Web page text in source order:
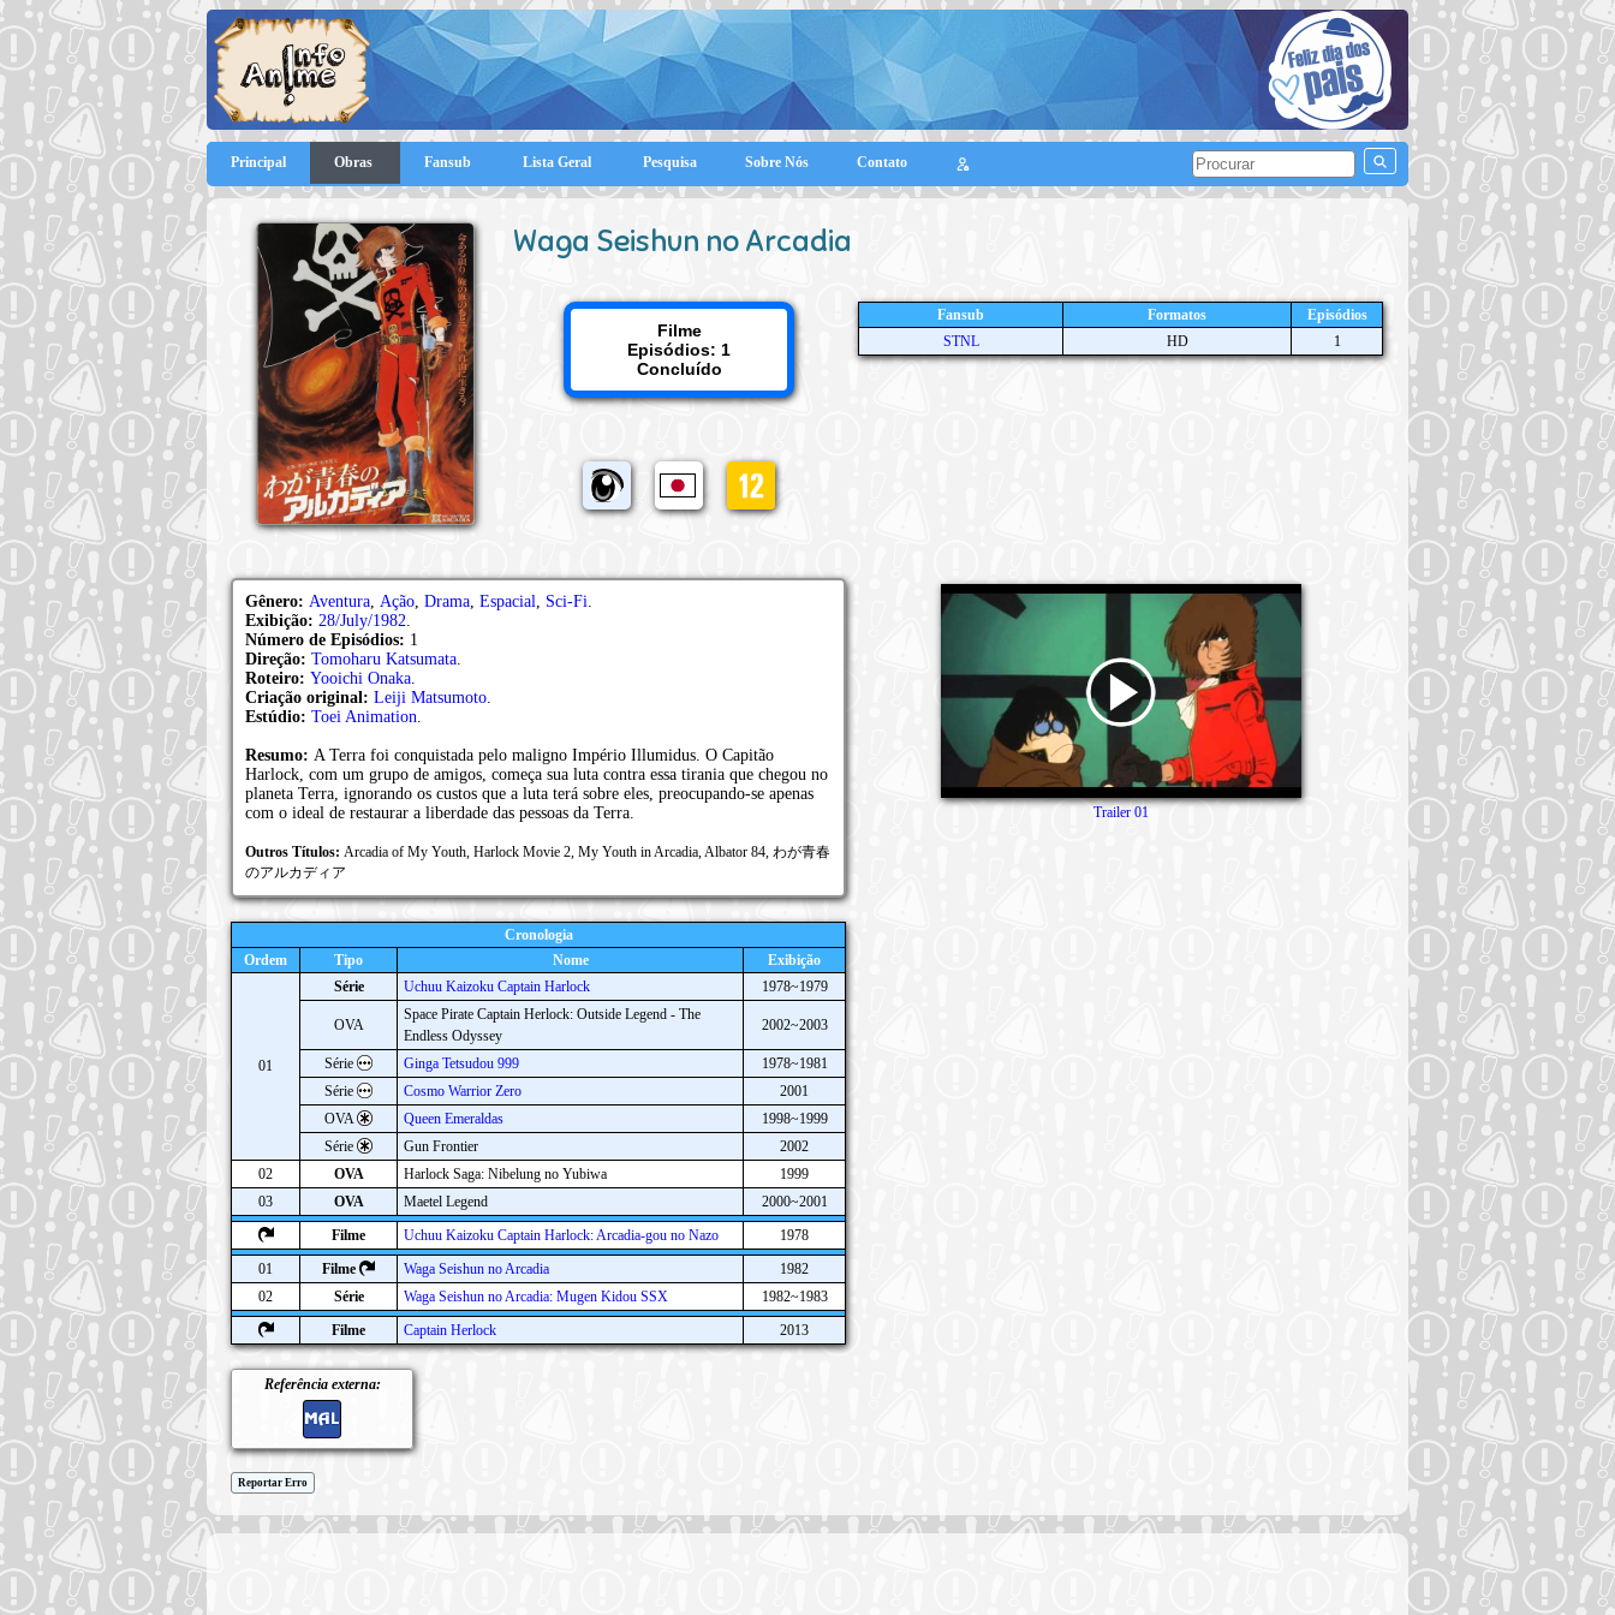
Principal Obras Fansub Lista Geral Pesquisa Sobre Nós Contato
Waga Seishun no Arcadia
Filme
Episódios: 1
Concluído
Fansub Formatos
Episódios
STNL
HD 1
Gênero: Aventura, Ação, Drama, Espacial, Sci-Fi.
Exibição: 28/July/1982.
Número de Episódios: 1
Direção: Tomoharu Katsumata.
Roteiro: Yooichi Onaka.
Criação original: Leiji Matsumoto.
Estúdio: Toei Animation.
Resumo: A Terra foi conquistada pelo maligno Império Illumidus. O Capitão
Harlock, com um grupo de amigos, começa sua luta contra essa tirania que chegou no
planeta Terra, ignorando os custos que a luta terá sobre eles, preocupando-se apenas
com o ideal de restaurar a liberdade das pessoas da Terra.
Outros Títulos: Arcadia of My Youth, Harlock Movie 2, My Youth in Arcadia, Albator 84, わが青春
のアルカディア
Cronologia
Ordem
Tipo Nome Exibição
01
Série Uchuu Kaizoku Captain Harlock 1978~1979
OVA
Space Pirate Captain Herlock: Outside Legend - The
Endless Odyssey
2002~2003
Série Ginga Tetsudou 999
1978~1981
Série
Cosmo Warrior Zero
2001
OVA
Queen Emeraldas
1998~1999
Série
Gun Frontier
2002
02
OVA Harlock Saga: Nibelung no Yubiwa
1999
03
OVA Maetel Legend
2000~2001
Filme
Uchuu Kaizoku Captain Harlock: Arcadia-gou no Nazo
1978
01
Filme Waga Seishun no Arcadia
1982
02
Série Waga Seishun no Arcadia: Mugen Kidou SSX
1982~1983
Filme
Captain Herlock 2013
Referência externa:
Trailer 01
Reportar Erro